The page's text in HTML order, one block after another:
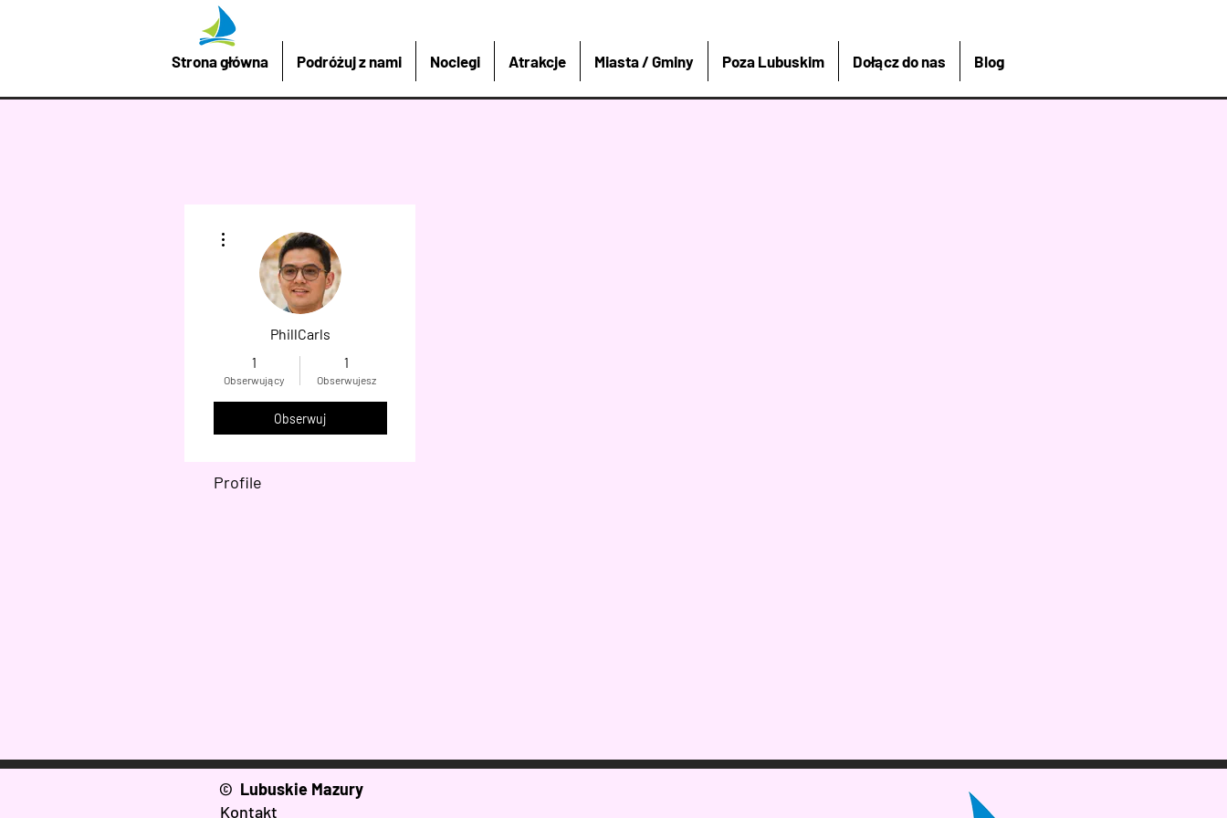
Strona główna Podróżuj z nami Noclegi Atrakcje Miasta / Gminy Poza Lubuskim Dołącz do nas Blog
PhillCarls
1
Obserwujący
1
Obserwujesz
Obserwuj
Profile
© Lubuskie Mazury
Kontakt